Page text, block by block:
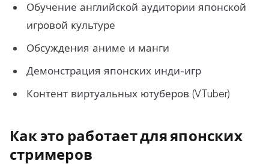
Обучение английской аудитории японской
игровой культуре
Обсуждения аниме и манги
Демонстрация японских инди-игр
Контент виртуальных ютуберов (VTuber)
Как это работает для японских
стримеров